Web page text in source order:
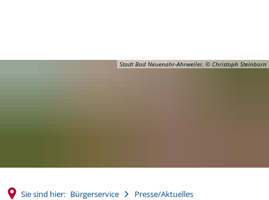
Stadt Bad Neuenahr-Ahrweiler, © Christoph Steinborn
Sie sind hier: Bürgerservice
Presse/Aktuelles